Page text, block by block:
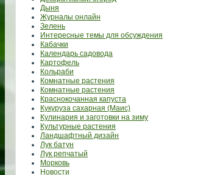
Дыня
Журналы онлайн
Зелень
Интересные темы для обсуждения
Кабачки
Календарь садовода
Картофель
Кольраби
Комнатные растения
Комнатные растения
Краснокочанная капуста
Кукуруза сахарная (Маис)
Кулинария и заготовки на зиму
Культурные растения
Ландшафтный дизайн
Лук батун
Лук репчатый
Морковь
Новости